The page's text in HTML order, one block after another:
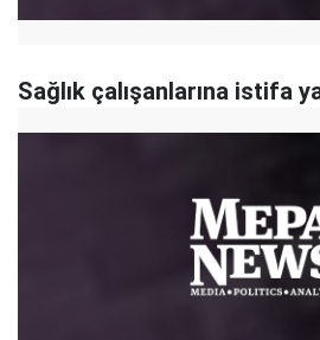
Sağlık çalışanlarına istifa